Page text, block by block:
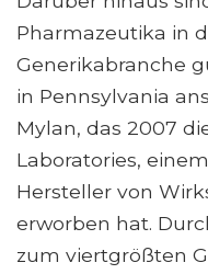
Pharmazeutika in
Generikabranche
in Pennsylvania
Mylan, das 2007
Laboratories,
Hersteller von
erworben hat.
zum viertgrößten